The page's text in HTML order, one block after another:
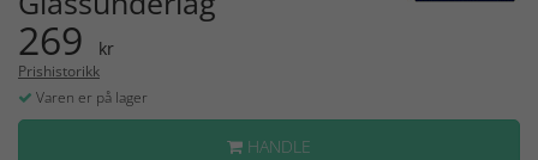
269 kr
Prishistorikk
Varen er på lager
HANDLE